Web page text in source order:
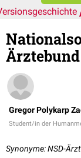
Ärztebund
Gregor Polykarp
Student/in der
Synonyme: NSD-